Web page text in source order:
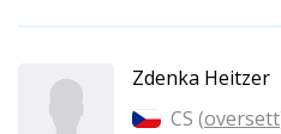
Zdenka Heitzer
CS (oversett